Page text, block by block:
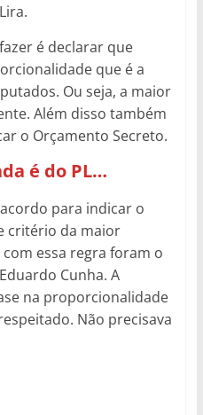
é declarar que
que é a
Ou seja, a maior
Além disso também
o Orçamento Secreto.
é do PL…
para indicar o
critério da maior
essa regra foram o
Cunha. A
na proporcionalidade
Não precisava